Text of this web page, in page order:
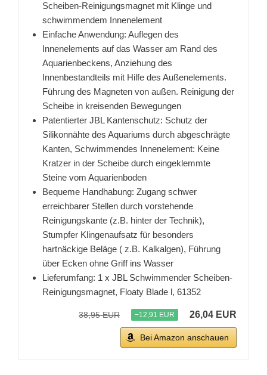
Scheiben-Reinigungsmagnet mit Klinge und
schwimmendem Innenelement
Einfache Anwendung: Auflegen des
Innenelements auf das Wasser am Rand des
Aquarienbeckens, Anziehung des
Innenbestandteils mit Hilfe des Außenelements.
Führung des Magneten von außen. Reinigung der
Scheibe in kreisenden Bewegungen
Patentierter JBL Kantenschutz: Schutz der
Silikonnähte des Aquariums durch abgeschrägte
Kanten, Schwimmendes Innenelement: Keine
Kratzer in der Scheibe durch eingeklemmte
Steine vom Aquarienboden
Bequeme Handhabung: Zugang schwer
erreichbarer Stellen durch vorstehende
Reinigungskante (z.B. hinter der Technik),
Stumpfer Klingenaufsatz für besonders
hartnäckige Beläge ( z.B. Kalkalgen), Führung
über Ecken ohne Griff ins Wasser
Lieferumfang: 1 x JBL Schwimmender Scheiben-
Reinigungsmagnet, Floaty Blade l, 61352
38,95 EUR −12,91 EUR 26,04 EUR
Bei Amazon anschauen